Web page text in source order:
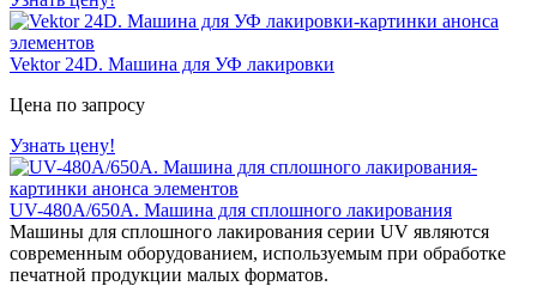
Vektor 24D. Машина для УФ лакировки
Цена по запросу
Узнать цену!
UV-480A/650A. Машина для сплошного лакирования
Машины для сплошного лакирования серии UV являются
современным оборудованием, используемым при обработке
печатной продукции малых форматов.